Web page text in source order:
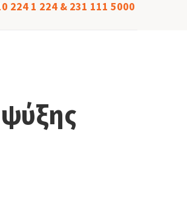
224 1 224 & 231 111 5000